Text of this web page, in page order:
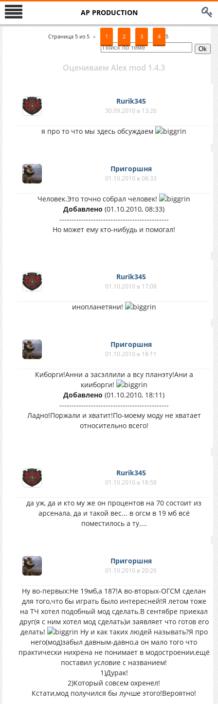
AP PRODUCTION
Страница 5 из 5 « 1 2 3 4 5
Оцениваем Alex mod 1.4.3
Rurik345
30.09.2010 в 13:26
я про то что мы здесь обсуждаем
Пригоршня
01.10.2010 в 08:33
Человек.Это точно собрал человек!
Добавлено (01.10.2010, 08:33)
---------------------------------------------
Но может ему кто-нибудь и помогал!
Rurik345
01.10.2010 в 17:08
инопланетяни!
Пригоршня
01.10.2010 в 18:11
Киборги!Анни а засэллили а всу планэту!Ани а
кииборги!
Добавлено (01.10.2010, 18:11)
---------------------------------------------
Ладно!Поржали и хватит!По-моему моду не хватает
относительно всего!
Rurik345
01.10.2010 в 18:58
да уж, да и кто му же он процентов на 70 состоит из
арсенала, да и такой вес... в огсм в 19 мб всё
поместилось а ту....
Пригоршня
01.10.2010 в 20:26
Ну во-первых:Не 19мб,а 187!А во-вторых-ОГСМ сделан
для того,что бы играть было интересней!Я летом тоже
на ТЧ хотел подобный мод сделать.В сентябре приехал
друг(я с ним хотел мод сделать)и заявляет что готов его
делать!
Ну и как таких людей называть?Я про
него(мод)забыл давным-давно,а он мало того что
практически нихрена не понимает в модостроении,ещё
поставил условие с названием!
1)Дурак!
2)Который совсем охренел!
Кстати,мод получился бы лучше этого!Вероятно!